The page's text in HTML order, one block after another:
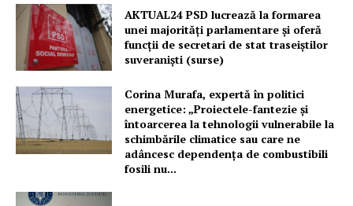
AKTUAL24 PSD lucrează la formarea
unei majorităţi parlamentare și oferă
funcții de secretari de stat traseiștilor
suveraniști (surse)
Corina Murafa, expertă în politici
energetice: „Proiectele-fantezie și
întoarcerea la tehnologii vulnerabile la
schimbările climatice sau care ne
adâncesc dependența de combustibili
fosili nu...